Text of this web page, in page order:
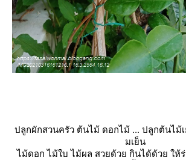
ปลูกผักสวนครัว ต้นไม้ ดอกไม้ ... ปลูกต้นไม้เ
มเย็น
ไม้ดอก ไม้ใบ ไม้ผล สวยด้วย กินได้ด้วย ให้ร่